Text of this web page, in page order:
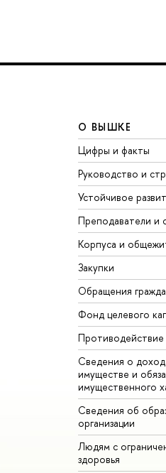
О ВЫШКЕ
Цифры и факты
Руководство и
Устойчивое
Преподаватели и
Корпуса и
Закупки
Обращения
Фонд целевого
Противодействие
Сведения о
имуществе и
имущественного
Сведения об
организации
Людям с
здоровья